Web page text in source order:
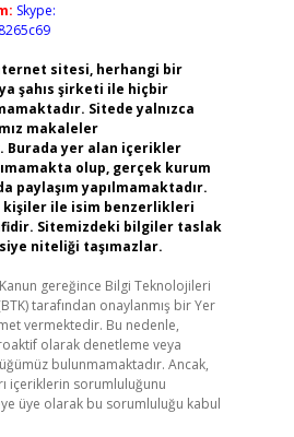
Skype:
sitesi, herhangi bir
şahıs şirketi ile hiçbir
Sitede yalnızca
makaleler
Burada yer alan içerikler
olup, gerçek kurum
paylaşım yapılmamaktadır.
kişiler ile isim benzerlikleri
Sitemizdeki bilgiler taslak
niteliği taşımazlar.
Kanun gereğince Bilgi Teknolojileri
tarafından onaylanmış bir Yer
vermektedir. Bu nedenle,
olarak denetleme veya
bulunmamaktadır. Ancak,
içeriklerin sorumluluğunu
üye olarak bu sorumluluğu kabul